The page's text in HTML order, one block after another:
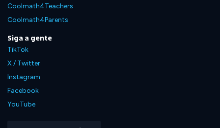
Coolmath4Teachers
Coolmath4Parents
Siga a gente
TikTok
X / Twitter
Instagram
Facebook
YouTube